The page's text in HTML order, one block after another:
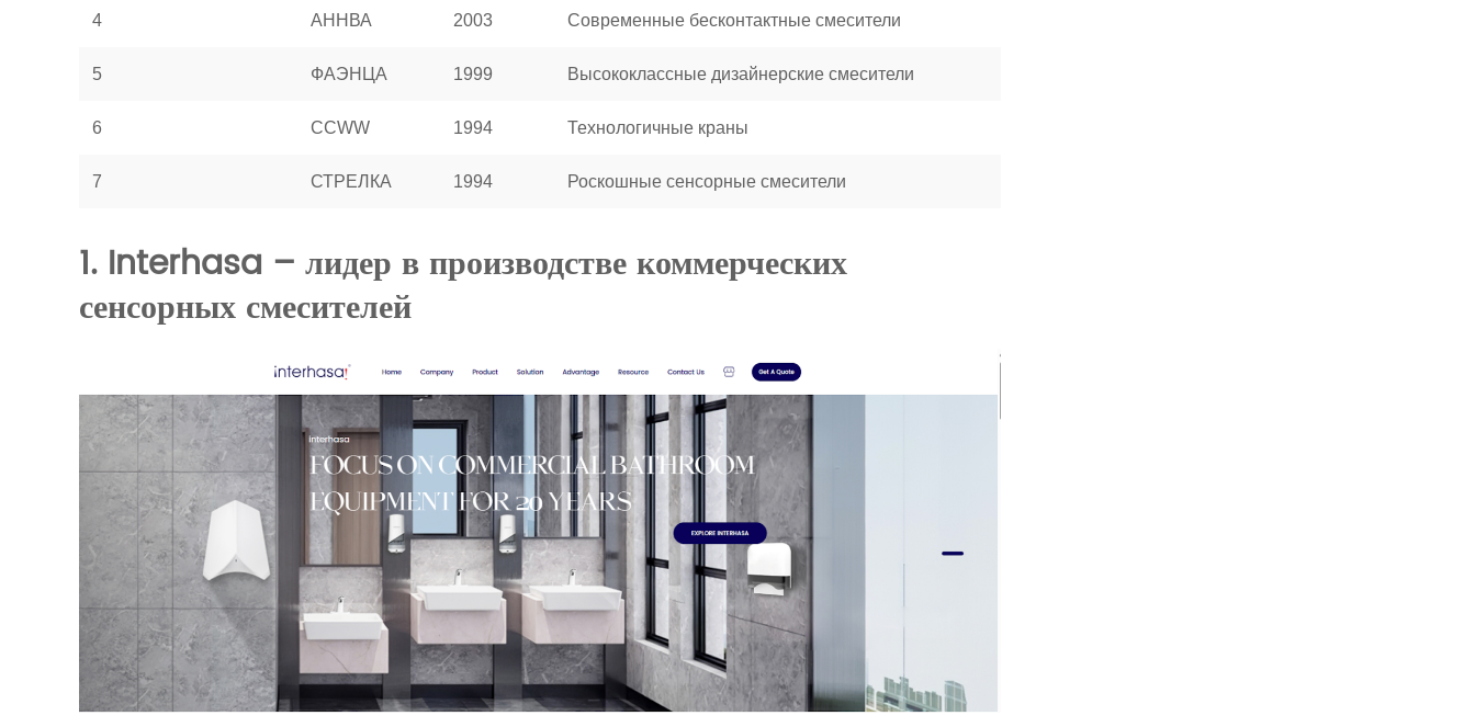
4 АННВА 2003 Современные бесконтактные смесители
5 ФАЭНЦА 1999 Высококлассные дизайнерские смесители
6 ССWW 1994 Технологичные краны
7 СТРЕЛКА 1994 Роскошные сенсорные смесители
1. Interhasa – лидер в производстве коммерческих
сенсорных смесителей